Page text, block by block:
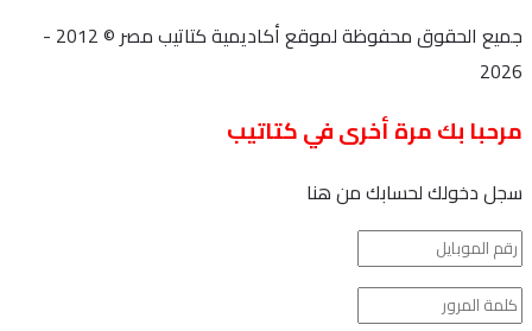
جميع الحقوق محفوظة لموقع أكاديمية كتاتيب مصر © 2012 -
2026
مرحبا بك مرة أخرى في كتاتيب
سجل دخولك لحسابك من هنا